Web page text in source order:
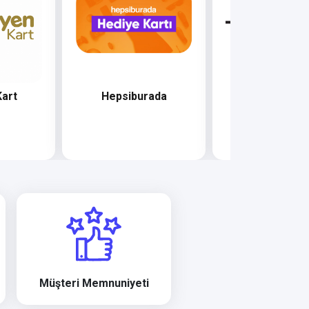
Hepsiburada
Müşteri Memnuniyeti